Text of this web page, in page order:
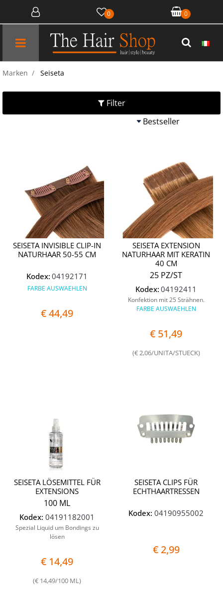
0 0
Open menu
Marken Seiseta
Filter
SEISETA INVISIBLE CLIP-IN
NATURHAAR 50-55 CM
Kodex: 04192171
FARBE AUSWAEHLEN
€ 44,49
SEISETA EXTENSION
NATURHAAR MIT KERATIN
40 CM
25 PZ/ST
Kodex: 04192411
Konfektion mit 25 Strähnen.
FARBE AUSWAEHLEN
€ 51,49
(€ 2,06/UNITA/STUECK)
SEISETA LÖSEMITTEL FÜR
EXTENSIONS
100 ML
Kodex: 04191182001
Spezial Liquid um Bondings zu
lösen
€ 14,49
(€ 14,49/100 ML)
SEISETA CLIPS FÜR
ECHTHAARTRESSEN
Kodex: 04190955002
€ 2,99